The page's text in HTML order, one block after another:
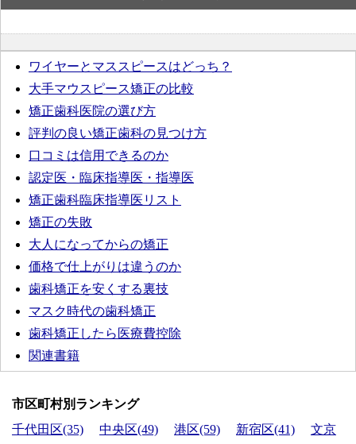
ワイヤーとマススピースはどっち？
大手マウスピース矯正の比較
矯正歯科医院の選び方
評判の良い矯正歯科の見つけ方
口コミは信用できるのか
認定医・臨床指導医・指導医
矯正歯科臨床指導医リスト
矯正の失敗
大人になってからの矯正
価格で仕上がりは違うのか
歯科矯正を安くする裏技
マスク時代の歯科矯正
歯科矯正したら医療費控除
関連書籍
市区町村別ランキング
千代田区(35)
中央区(49) 港区(59) 新宿区(41)
文京